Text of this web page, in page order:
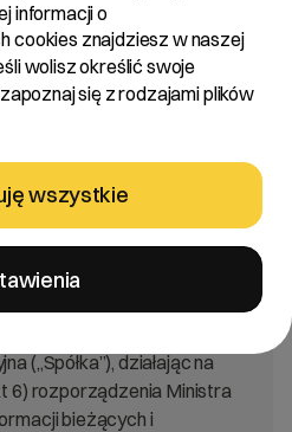
Ministra Finansów z dnia
informacji bieżących i
przez emitentów
oraz warunków uznawania
wymaganych przepisami
państwem
(„Spółka”), działając na
6) rozporządzenia Ministra
bieżących i
informacji o
cookies znajdziesz w naszej
wolisz określić swoje
się z rodzajami plików
wszystkie